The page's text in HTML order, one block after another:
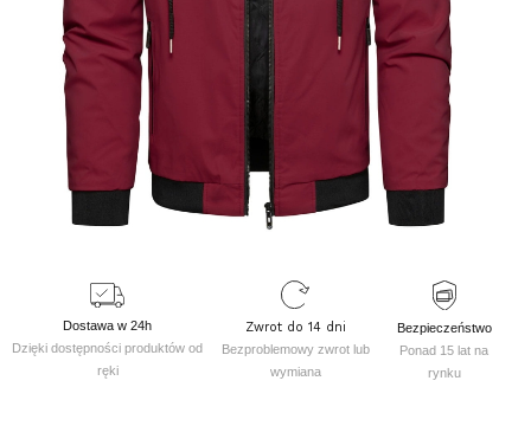
Dostawa w 24h
Dzięki dostępności produktów od
ręki
Zwrot do 14 dni
Bezproblemowy zwrot lub
wymiana
Bezpieczeństwo
Ponad 15 lat na
rynku